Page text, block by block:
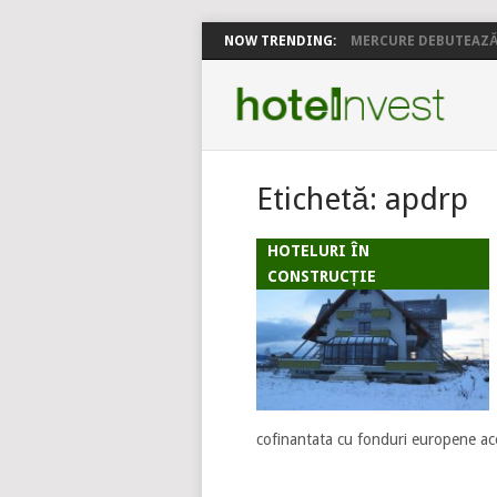
NOW TRENDING: MERCURE
Etichetă: apdrp
HOTELURI ÎN
CONSTRUCȚIE
cofinantata cu fonduri europene